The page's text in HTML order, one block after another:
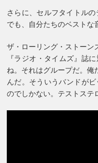
さらに、セルフタイトル
でも、自分たちのベストな
ザ・ローリング・ストーン
『ラジオ・タイムズ』誌
ね。それはグループだ。
んだ。そういうバンドが
のでしかない。テストステ